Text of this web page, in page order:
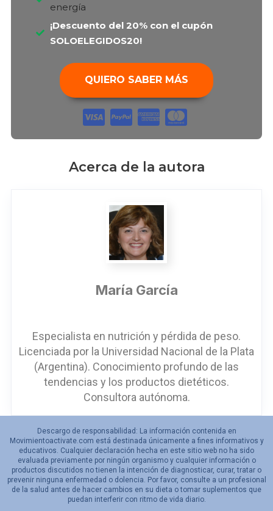
energía
¡Descuento del 20% con el cupón
SOLOELEGIDOS20!
QUIERO SABER MÁS
Acerca de la autora
María García
Especialista en nutrición y pérdida de peso.
Licenciada por la Universidad Nacional de la Plata
(Argentina). Conocimiento profundo de las
tendencias y los productos dietéticos.
Consultora autónoma.
Descargo de responsabilidad: La información contenida en
Movimientoactivate.com está destinada únicamente a fines informativos y
educativos. Cualquier declaración hecha en este sitio web no ha sido
evaluada previamente por ningún organismo y cualquier información o
productos discutidos no tienen la intención de diagnosticar, curar, tratar o
prevenir ninguna enfermedad o dolencia. Por favor, consulte a un profesional
de la salud antes de hacer cambios en su dieta o tomar suplementos que
puedan interferir con ritmo de vida diario.